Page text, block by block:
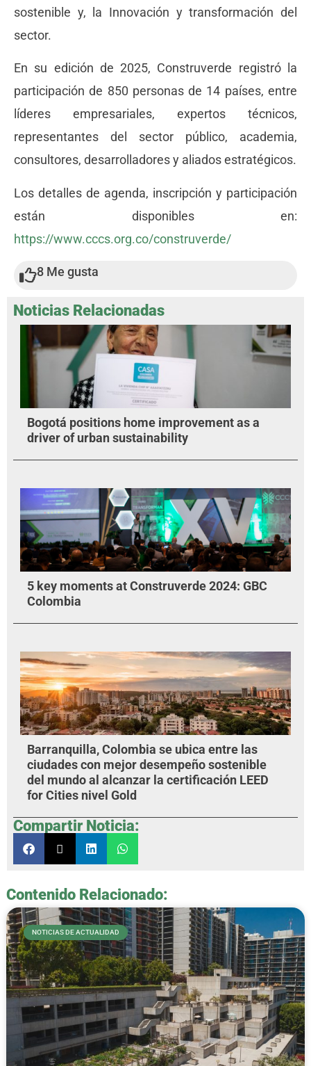
Noticias Relacionadas
Bogotá positions home improvement as a
driver of urban sustainability
5 key moments at Construverde 2024: GBC
Colombia
Barranquilla, Colombia se ubica entre las
ciudades con mejor desempeño sostenible
del mundo al alcanzar la certificación LEED
for Cities nivel Gold
Compartir Noticia:
sostenible y, la Innovación y transformación del
sector.
En su edición de 2025, Construverde registró la
participación de 850 personas de 14 países, entre
líderes empresariales, expertos técnicos,
representantes del sector público, academia,
consultores, desarrolladores y aliados estratégicos.
Los detalles de agenda, inscripción y participación
están disponibles en:
https://www.cccs.org.co/construverde/
8 Me gusta
Contenido Relacionado:
NOTICIAS DE ACTUALIDAD